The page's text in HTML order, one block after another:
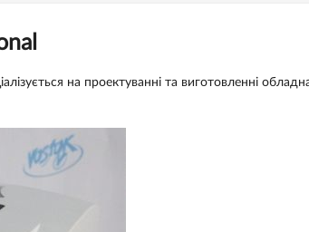
на проектуванні та виготовленні